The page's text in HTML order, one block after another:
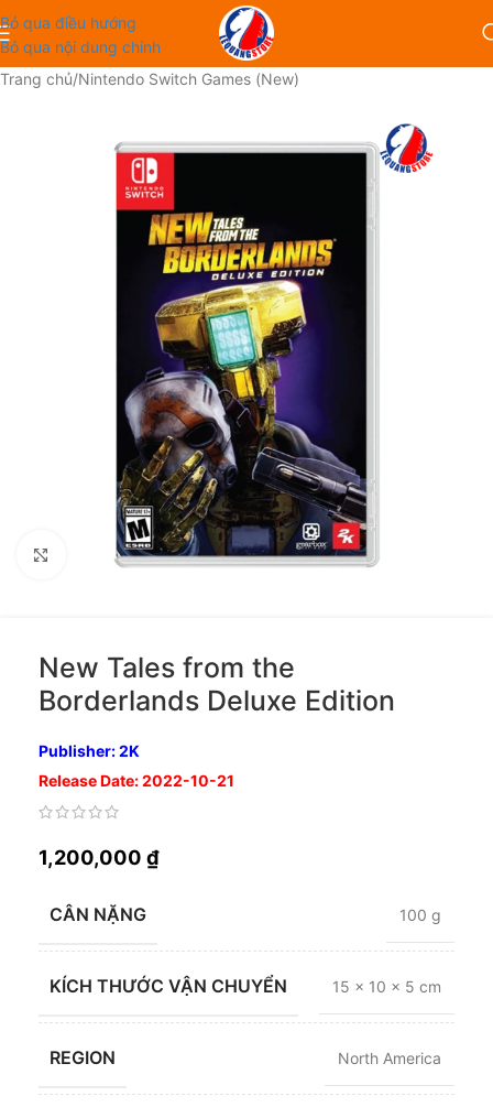
Bỏ qua điều hướng
Bỏ qua nội dung chính
Trang chủ/Nintendo Switch Games (New)
Nhấp để phóng to
New Tales from the
Borderlands Deluxe Edition
Publisher: 2K
Release Date: 2022-10-21
1,200,000 ₫
CÂN NẶNG 100 g
KÍCH THƯỚC VẬN CHUYỂN 15 × 10 × 5 cm
REGION North America